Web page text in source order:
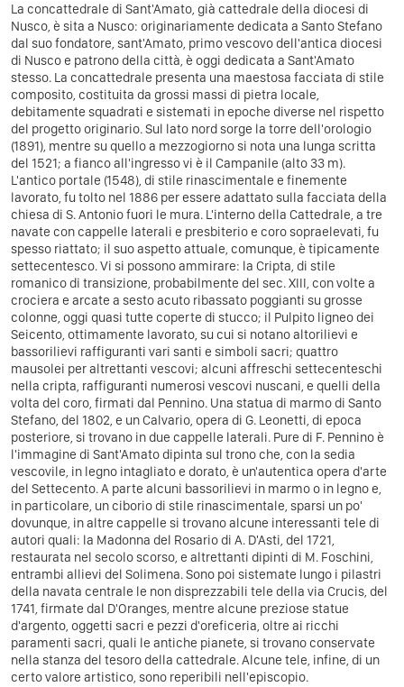
La concattedrale di Sant'Amato, già cattedrale della diocesi di
Nusco, è sita a Nusco: originariamente dedicata a Santo Stefano
dal suo fondatore, sant'Amato, primo vescovo dell'antica diocesi
di Nusco e patrono della città, è oggi dedicata a Sant'Amato
stesso. La concattedrale presenta una maestosa facciata di stile
composito, costituita da grossi massi di pietra locale,
debitamente squadrati e sistemati in epoche diverse nel rispetto
del progetto originario. Sul lato nord sorge la torre dell'orologio
(1891), mentre su quello a mezzogiorno si nota una lunga scritta
del 1521; a fianco all'ingresso vi è il Campanile (alto 33 m).
L'antico portale (1548), di stile rinascimentale e finemente
lavorato, fu tolto nel 1886 per essere adattato sulla facciata della
chiesa di S. Antonio fuori le mura. L'interno della Cattedrale, a tre
navate con cappelle laterali e presbiterio e coro sopraelevati, fu
spesso riattato; il suo aspetto attuale, comunque, è tipicamente
settecentesco.Vi si possono ammirare: la Cripta, di stile
romanico di transizione, probabilmente del sec. XIII, con volte a
crociera e arcate a sesto acuto ribassato poggianti su grosse
colonne, oggi quasi tutte coperte di stucco; il Pulpito ligneo dei
Seicento, ottimamente lavorato, su cui si notano altorilievi e
bassorilievi raffiguranti vari santi e simboli sacri; quattro
mausolei per altrettanti vescovi; alcuni affreschi settecenteschi
nella cripta, raffiguranti numerosi vescovi nuscani, e quelli della
volta del coro, firmati dal Pennino. Una statua di marmo di Santo
Stefano, del 1802, e un Calvario, opera di G. Leonetti, di epoca
posteriore, si trovano in due cappelle laterali. Pure di F. Pennino è
l'immagine di Sant'Amato dipinta sul trono che, con la sedia
vescovile, in legno intagliato e dorato, è un'autentica opera d'arte
del Settecento. A parte alcuni bassorilievi in marmo o in legno e,
in particolare, un ciborio di stile rinascimentale, sparsi un po'
dovunque, in altre cappelle si trovano alcune interessanti tele di
autori quali: la Madonna del Rosario di A. D'Asti, del 1721,
restaurata nel secolo scorso, e altrettanti dipinti di M. Foschini,
entrambi allievi del Solimena. Sono poi sistemate lungo i pilastri
della navata centrale le non disprezzabili tele della via Crucis, del
1741, firmate dal D'Oranges, mentre alcune preziose statue
d'argento, oggetti sacri e pezzi d'oreficeria, oltre ai ricchi
paramenti sacri, quali le antiche pianete, si trovano conservate
nella stanza del tesoro della cattedrale. Alcune tele, infine, di un
certo valore artistico, sono reperibili nell'episcopio.